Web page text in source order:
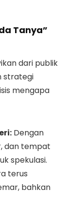
Tanya”
dari publik
strategi
mengapa
Dengan
dan tempat
spekulasi.
terus
bahkan